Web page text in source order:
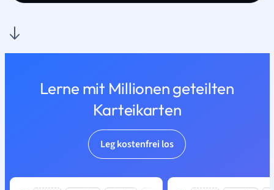
Lerne mit Millionen geteilten
Karteikarten
Leg kostenfrei los